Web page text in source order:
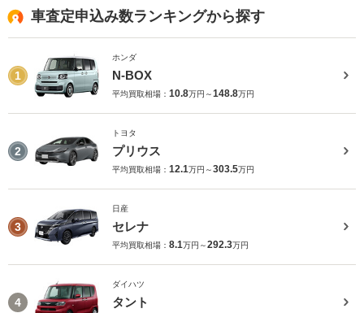
車査定申込み数ランキングから探す
1
ホンダ
N-BOX
平均買取相場： 10.8万円～148.8万円
2
トヨタ
プリウス
平均買取相場： 12.1万円～303.5万円
3
日産
セレナ
平均買取相場： 8.1万円～292.3万円
4
ダイハツ
タント